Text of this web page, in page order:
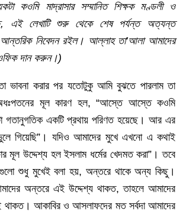
কওমি মাদ্রাসার সম্মানিত শিক্ষক মণ্ডলী ও
এই লেখাটি শুরু থেকে শেষ পর্যন্ত অত্যন্ত
আন্তরিক নিবেদন রইল। আল্লাহ তা’আলা আমাদের
দান করুন।)
ভাবনা করার পর যতোটুকু আমি বুঝতে পারলাম তা
মূল কারণ হল, “আস্তে আস্তে কওমি
গতানুগতিক একটি প্রথায় পরিণত হয়েছে। আর এর
গিয়েছি”। যদিও আমাদের মুখে এখনো এ কথাই
মূল উদ্দেশ্য হল ইসলাম ধর্মের খেদমত করা”। তবে
শুধু মুখেই বলা হয়, অন্তরে থাকে অন্য কিছু।
অন্তরে এই উদ্দেশ্য থাকত, তাহলে আমাদের
থাকত। আকাবির ও আসলাফদের মত সর্বদা আমাদের